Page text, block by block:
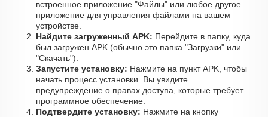
встроенное приложение "Файлы" или любое другое
приложение для управления файлами на вашем
устройстве.
Найдите загруженный APK: Перейдите в папку, куда
был загружен APK (обычно это папка "Загрузки" или
"Скачать").
Запустите установку: Нажмите на пункт APK, чтобы
начать процесс установки. Вы увидите
предупреждение о правах доступа, которые требует
программное обеспечение.
Подтвердите установку: Нажмите на кнопку